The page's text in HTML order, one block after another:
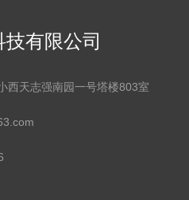
有限公司
西天志强南园一号塔楼803室